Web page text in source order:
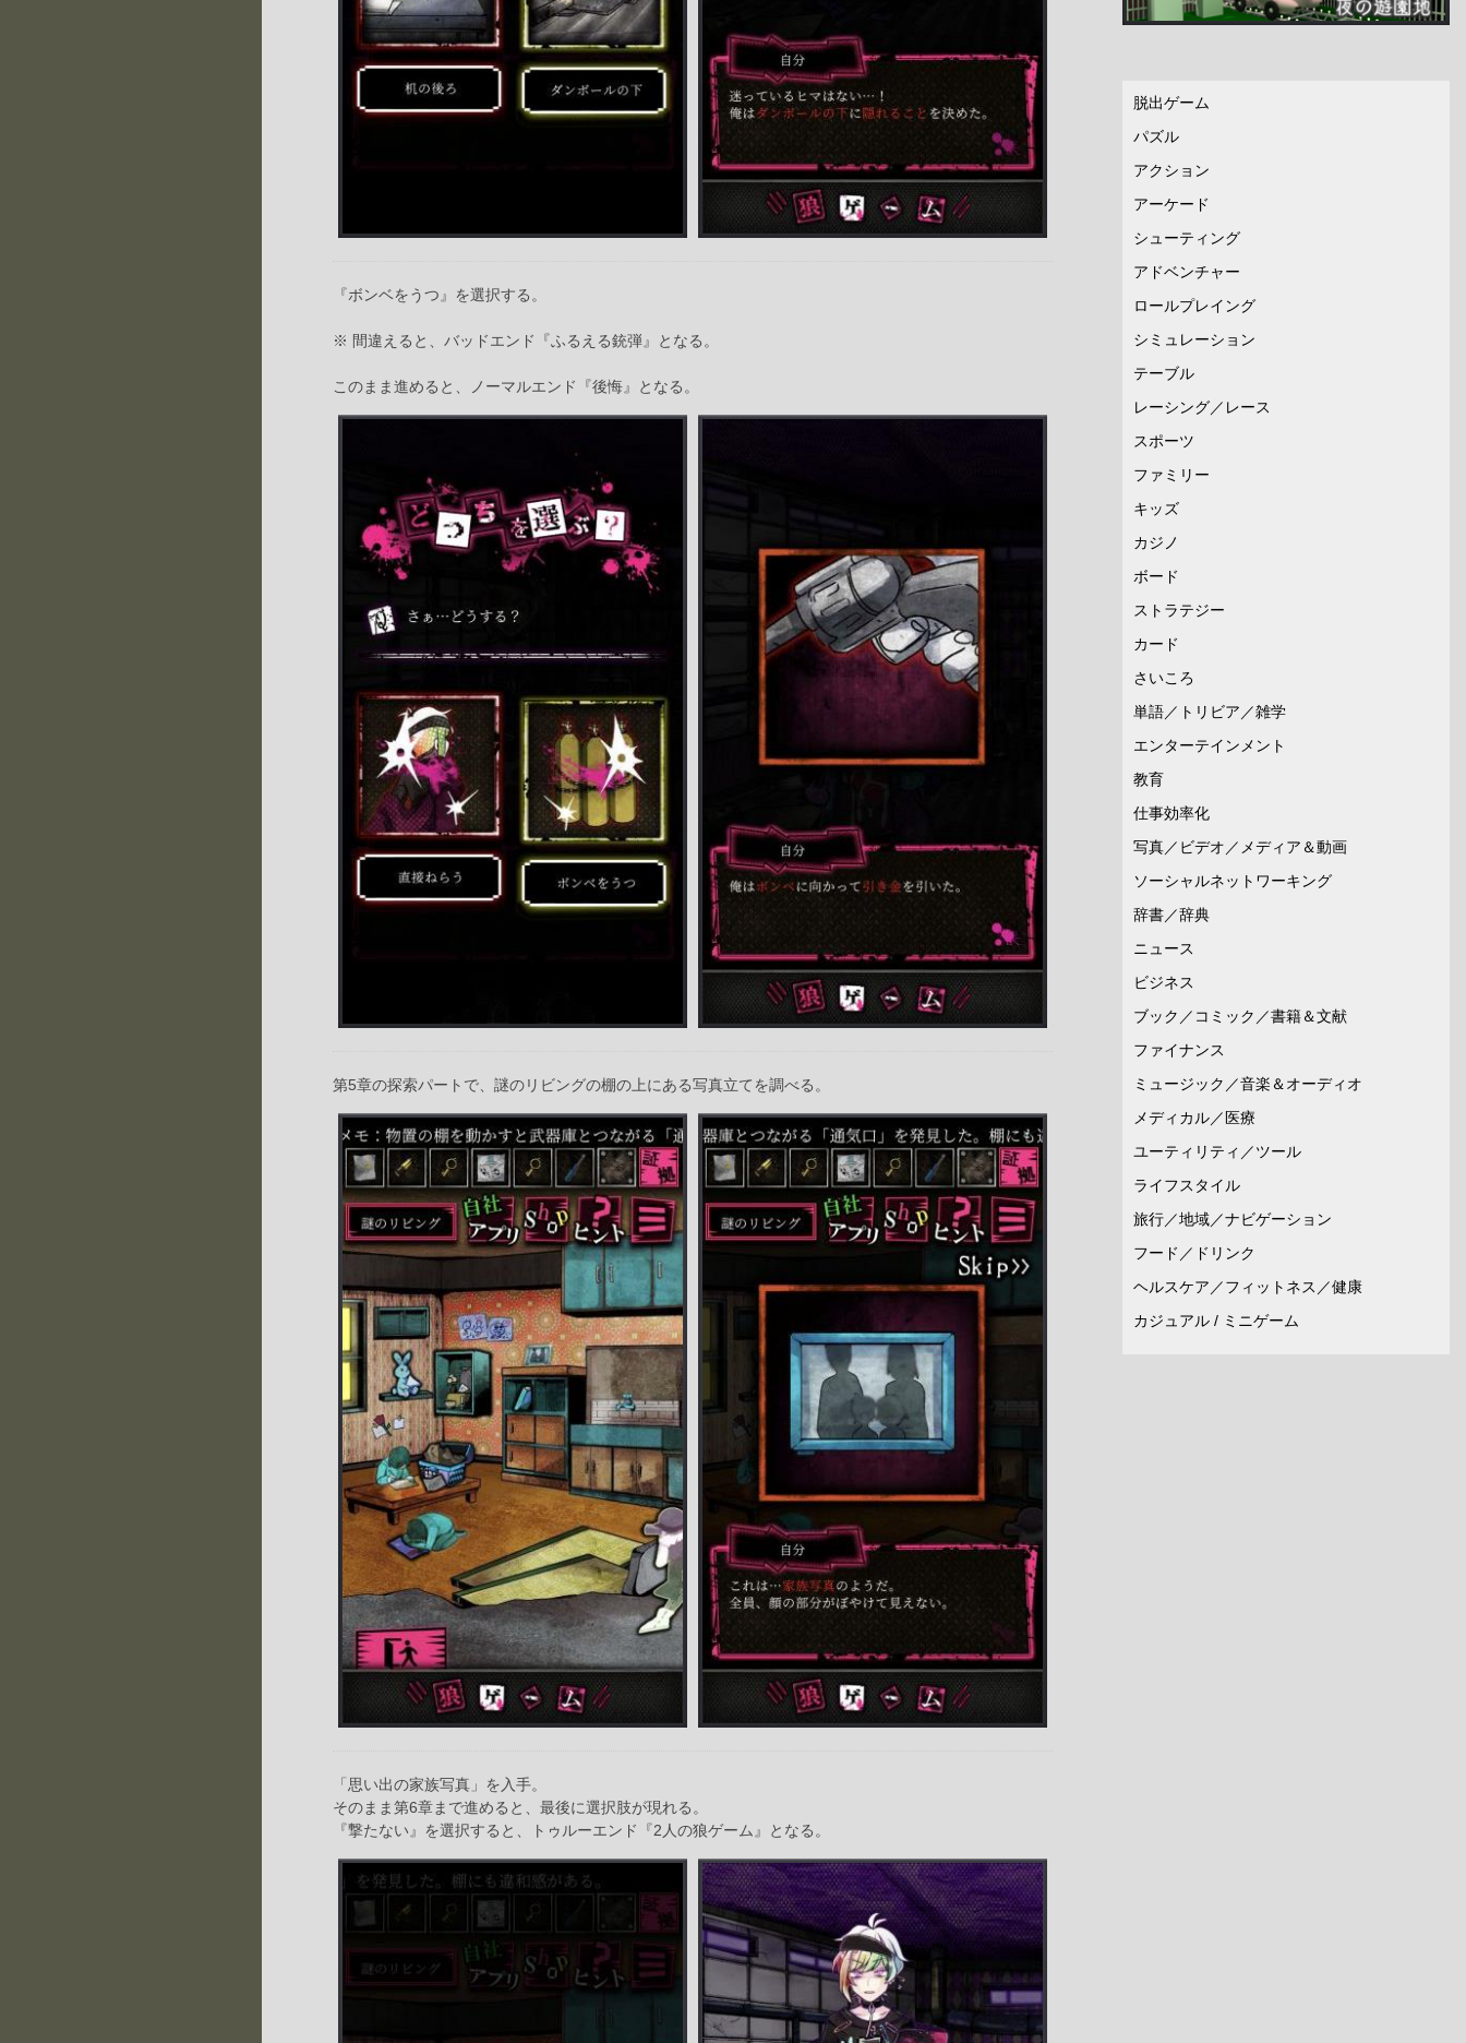
『ボンベをうつ』を選択する。
※ 間違えると、バッドエンド『ふるえる銃弾』となる。
このまま進めると、ノーマルエンド『後悔』となる。
第5章の探索パートで、謎のリビングの棚の上にある写真立てを調べる。
「思い出の家族写真」を入手。
そのまま第6章まで進めると、最後に選択肢が現れる。
『撃たない』を選択すると、トゥルーエンド『2人の狼ゲーム』となる。
脱出ゲーム
パズル
アクション
アーケード
シューティング
アドベンチャー
ロールプレイング
シミュレーション
テーブル
レーシング／レース
スポーツ
ファミリー
キッズ
カジノ
ボード
ストラテジー
カード
さいころ
単語／トリビア／雑学
エンターテインメント
教育
仕事効率化
写真／ビデオ／メディア＆動画
ソーシャルネットワーキング
辞書／辞典
ニュース
ビジネス
ブック／コミック／書籍＆文献
ファイナンス
ミュージック／音楽＆オーディオ
メディカル／医療
ユーティリティ／ツール
ライフスタイル
旅行／地域／ナビゲーション
フード／ドリンク
ヘルスケア／フィットネス／健康
カジュアル / ミニゲーム